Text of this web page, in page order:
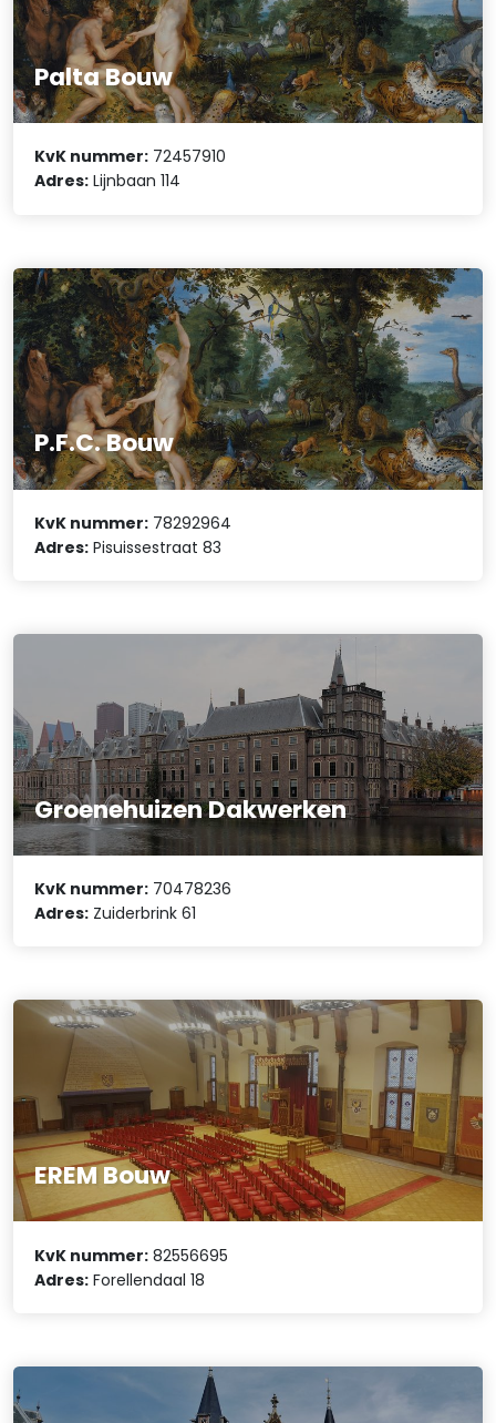
Palta Bouw
KvK nummer: 72457910
Adres: Lijnbaan 114
P.F.C. Bouw
KvK nummer: 78292964
Adres: Pisuissestraat 83
Groenehuizen Dakwerken
KvK nummer: 70478236
Adres: Zuiderbrink 61
EREM Bouw
KvK nummer: 82556695
Adres: Forellendaal 18